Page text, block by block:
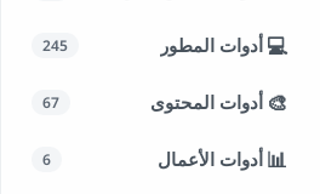
💻 أدوات المطور 245
🎨 أدوات المحتوى 67
📊 أدوات الأعمال 6